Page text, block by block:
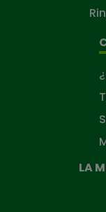
LA